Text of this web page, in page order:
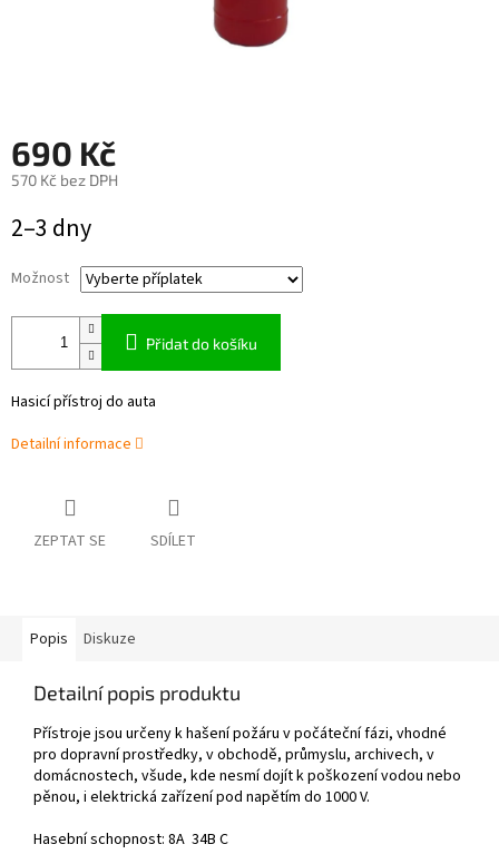
690 Kč
570 Kč bez DPH
cena:
2–3 dny
Možnost
Přidat do košíku
Hasicí přístroj do auta
Detailní informace
ZEPTAT SE SDÍLET
Popis Diskuze
Detailní popis produktu
Přístroje jsou určeny k hašení požáru v počáteční fázi, vhodné
pro dopravní prostředky, v obchodě, průmyslu, archivech, v
domácnostech, všude, kde nesmí dojít k poškození vodou nebo
pěnou, i elektrická zařízení pod napětím do 1000 V.
Hasební schopnost: 8A 34B C